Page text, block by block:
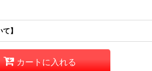
】
カートに入れる